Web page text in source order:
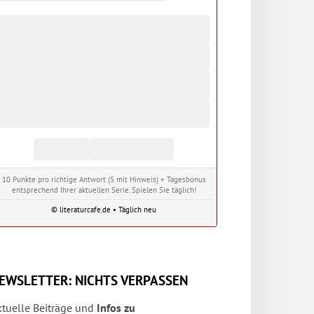
10 Punkte pro richtige Antwort (5 mit Hinweis) + Tagesbonus
entsprechend Ihrer aktuellen Serie. Spielen Sie täglich!
© literaturcafe.de • Täglich neu
NICHTS VERPASSEN
Beiträge und Infos zu